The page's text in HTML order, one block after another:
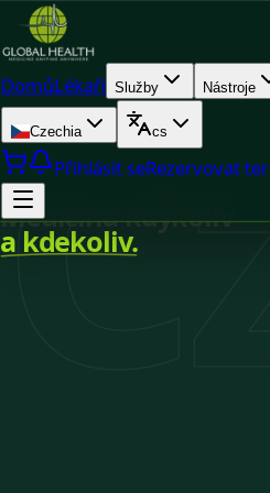
DomůLékaři Služby Nástroje
Czechia cs
Přihlásit seRezervovat
Medicína kdykoliv
a kdekoliv.